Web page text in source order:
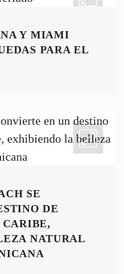
Y MIAMI
PARA EL
SE
DE
NATURAL